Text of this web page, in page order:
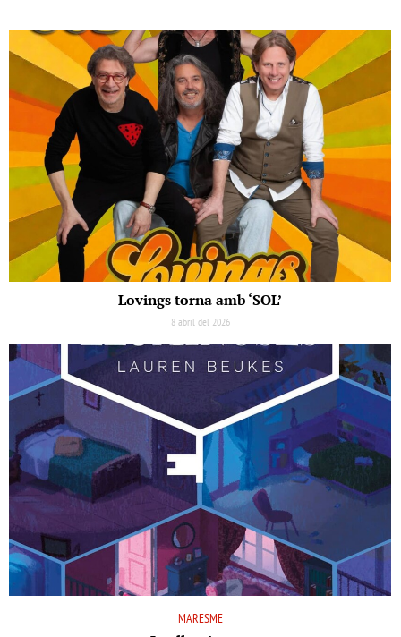
Lovings torna amb ‘SOL’
8 abril del 2026
MARESME